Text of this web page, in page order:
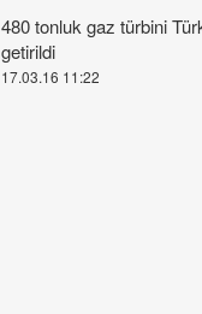
480 tonluk gaz türbini
getirildi
17.03.16 11:22